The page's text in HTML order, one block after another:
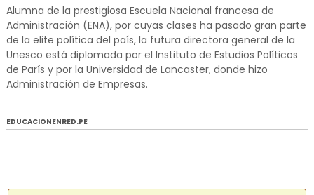
Alumna de la prestigiosa Escuela Nacional francesa de
Administración (ENA), por cuyas clases ha pasado gran parte
de la elite política del país, la futura directora general de la
Unesco está diplomada por el Instituto de Estudios Políticos
de París y por la Universidad de Lancaster, donde hizo
Administración de Empresas.
EDUCACIONENRED.PE